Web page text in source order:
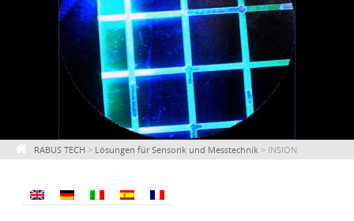
RABUS TECH > Lösungen für Sensorik und Messtechnik > INSION